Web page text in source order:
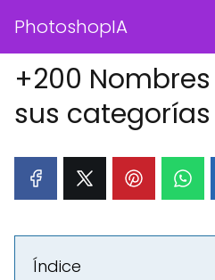
PhotoshopIA
+200
sus categorías
Índice